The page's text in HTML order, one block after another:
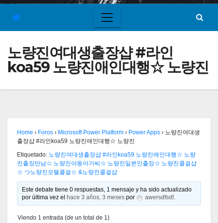
노량진여대생출장샵 #라인
koa59 노량진애인대행☆ 노량진
Home › Foros › Microsoft Power Platform › Power Apps › 노량진여대생
출장샵 #라인koa59 노량진애인대행☆ 노량진
Etiquetado: 노량진여대생출장샵 #라인koa59 노량진애인대행☆ 노량
진출장만남☆ 노량진야동아가씨☆ 노량진일본인출장☆ 노량진콜걸샵
☆ つ노량진모텔콜걸☆ &노량진콜걸샵
Este debate tiene 0 respuestas, 1 mensaje y ha sido actualizado
por última vez el
hace 3 años, 3 meses por awersdfsdf.
Viendo 1 entrada (de un total de 1)